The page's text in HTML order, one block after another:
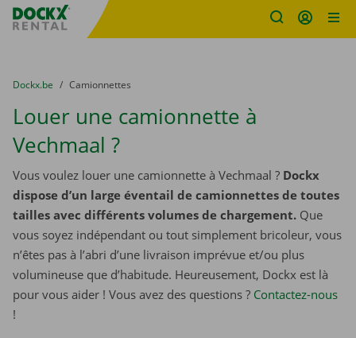
sitename
You are here:
du
Dockx.be to
Camionnettes
Louer une camionnette à
Vechmaal ?
Vous voulez louer une camionnette à Vechmaal ? Dockx
dispose d’un large éventail de camionnettes de toutes
tailles avec différents volumes de chargement. Que
vous soyez indépendant ou tout simplement bricoleur, vous
n’êtes pas à l’abri d’une livraison imprévue et/ou plus
volumineuse que d’habitude. Heureusement, Dockx est là
pour vous aider ! Vous avez des questions ? Contactez-nous
!